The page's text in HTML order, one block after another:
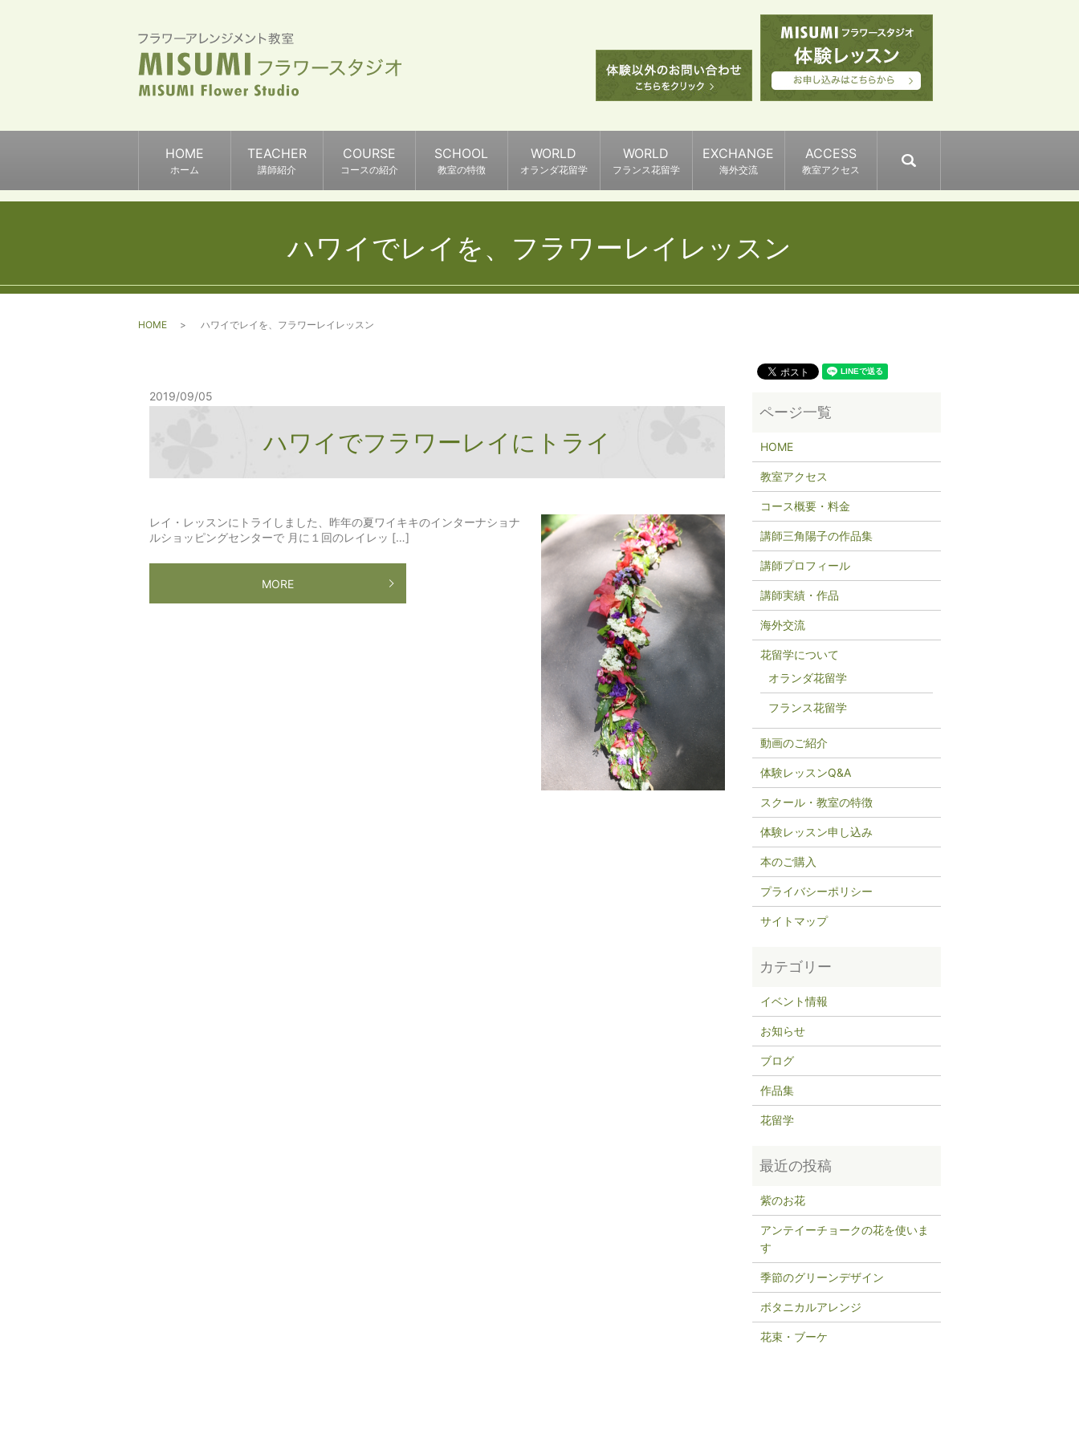
HOME
ホーム
TEACHER
講師紹介
COURSE
コースの紹介
SCHOOL
教室の特徴
WORLD
オランダ花留学
WORLD
フランス花留学
EXCHANGE
海外交流
ACCESS
教室アクセス
ハワイでレイを、フラワーレイレッスン
HOME ハワイでレイを、フラワーレイレッスン
2019/09/05
ハワイでフラワーレイにトライ
レイ・レッスンにトライしました、昨年の夏ワイキキのインターナショナ
ルショッピングセンターで 月に１回のレイレッ […]
MORE
HOME
教室アクセス
コース概要・料金
講師三角陽子の作品集
講師プロフィール
講師実績・作品
海外交流
花留学について
オランダ花留学
フランス花留学
動画のご紹介
体験レッスンQ&A
スクール・教室の特徴
体験レッスン申し込み
本のご購入
プライバシーポリシー
サイトマップ
イベント情報
お知らせ
ブログ
作品集
花留学
紫のお花
アンテイーチョークの花を使いま
す
季節のグリーンデザイン
ボタニカルアレンジ
花束・ブーケ